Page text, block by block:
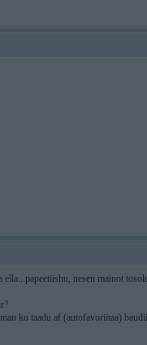
ella...papeetiishu, nesen mainot
ko taadu af (autofavoriitaa)